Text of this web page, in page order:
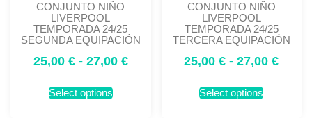
CONJUNTO NIÑO
LIVERPOOL
TEMPORADA 24/25
SEGUNDA EQUIPACIÓN
25,00 € - 27,00 €
Select options
CONJUNTO NIÑO
LIVERPOOL
TEMPORADA 24/25
TERCERA EQUIPACIÓN
25,00€ - 27,00€
Select options